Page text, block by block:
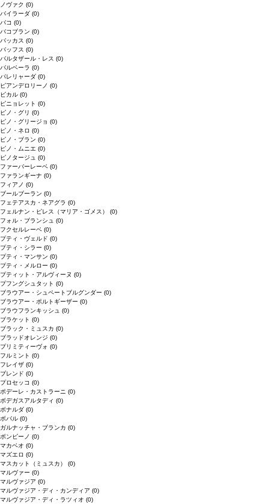
ノヴァク (0)
バイラーダ (0)
バコ (0)
バコブラン (0)
バッカス (0)
バッフス (0)
バルタザール・レス (0)
バルベーラ (0)
パレリャーダ (0)
ピアンデロリーノ (0)
ビカル (0)
ピニョレット (0)
ピノ・グリ (0)
ピノ・グリージョ (0)
ピノ・ネロ (0)
ピノ・ブラン (0)
ピノ・ムニエ (0)
ピノタージュ (0)
ファーバーレーベ (0)
ファランギーナ (0)
フィアノ (0)
ブールブーラン (0)
フェテアスカ・ネアグラ (0)
フェルナン・ピレス（マリア・ゴメス） (0)
フォル・ブランシュ (0)
フクセルレーベ (0)
プティ・ヴェルド (0)
プティ・シラー (0)
プティ・マンサン (0)
プティ・メルロー (0)
プティット・アルヴィーヌ (0)
プフングシュタット (0)
ブラウアー・シュペートブルグンダー (0)
ブラウアー・ポルトギーザー (0)
ブラウフランキッシュ (0)
ブラケット (0)
ブラック・ミュスカ (0)
ブラッドオレンジ (0)
プリミティーヴォ (0)
フルミント (0)
フレイザ (0)
ブレンド (0)
プロセッコ (0)
ポデーレ・カストラーニ (0)
ボデガスアルタディ (0)
ボナルダ (0)
ボバル (0)
ガルナッチャ・ブランカ (0)
ボンビーノ (0)
マカベオ (0)
マズエロ (0)
マスカット（ミュスカ） (0)
マルヴァー (0)
マルヴァジア (0)
マルヴァジア・ディ・カンディア (0)
マルヴァジア・ディ・ラツィオ (0)